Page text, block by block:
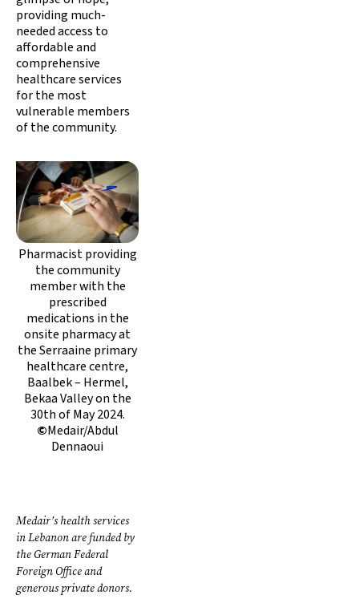
providing much-
needed access to
affordable and
comprehensive
healthcare services
for the most
vulnerable members
of the community.
Pharmacist providing
the community
member with the
prescribed
medications in the
onsite pharmacy at
the Serraaine primary
healthcare centre,
Baalbek – Hermel,
Bekaa Valley on the
30th of May 2024.
©Medair/Abdul
Dennaoui
Medair’s health services
in Lebanon are funded by
the German Federal
Foreign Office and
generous private donors.